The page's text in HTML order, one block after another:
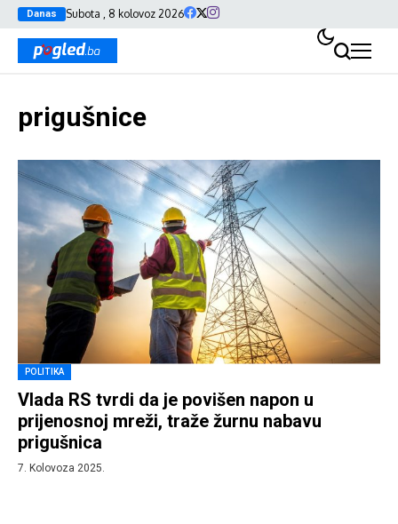
Danas Subota , 8 kolovoz 2026
prigušnice
POLITIKA
Vlada RS tvrdi da je povišen napon u
prijenosnoj mreži, traže žurnu nabavu
prigušnica
7. Kolovoza 2025.